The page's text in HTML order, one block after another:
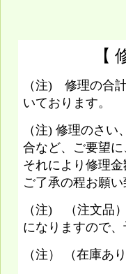
【
（注) 修理の合
いております。
（注) 修理のさ
合など、ご要望
それにより修理
ご了承の程お願い
（注) （注文品
になりますので、
（注） （在庫あ